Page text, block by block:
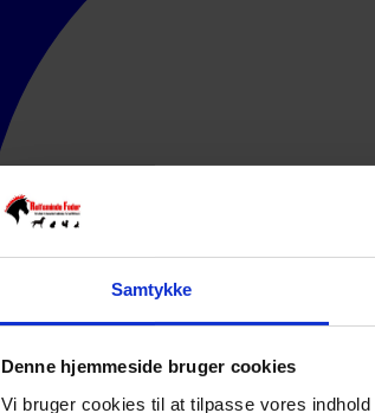
Samtykke
Denne hjemmeside bruger cookies
Vi bruger cookies til at tilpasse vores